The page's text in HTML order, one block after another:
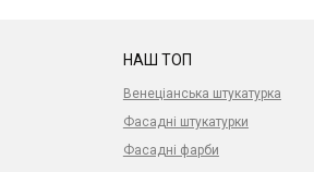
НАШ ТОП
Венеціанська штукатурка
Фасадні штукатурки
Фасадні фарби